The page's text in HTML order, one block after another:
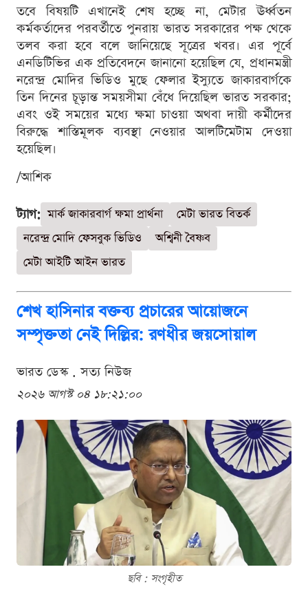
তবে বিষয়টি এখানেই শেষ হচ্ছে না, মেটার ঊর্ধ্বতন
কর্মকর্তাদের পরবর্তীতে পুনরায় ভারত সরকারের পক্ষ থেকে
তলব করা হবে বলে জানিয়েছে সূত্রের খবর। এর পূর্বে
এনডিটিভির এক প্রতিবেদনে জানানো হয়েছিল যে, প্রধানমন্ত্রী
নরেন্দ্র মোদির ভিডিও মুছে ফেলার ইস্যুতে জাকারবার্গকে
তিন দিনের চূড়ান্ত সময়সীমা বেঁধে দিয়েছিল ভারত সরকার;
এবং ওই সময়ের মধ্যে ক্ষমা চাওয়া অথবা দায়ী কর্মীদের
বিরুদ্ধে শাস্তিমূলক ব্যবস্থা নেওয়ার আলটিমেটাম দেওয়া
হয়েছিল।
/আশিক
ট্যাগ: মার্ক জাকারবার্গ ক্ষমা প্রার্থনা
মেটা ভারত বিতর্ক
নরেন্দ্র মোদি ফেসবুক ভিডিও
অশ্বিনী বৈষ্ণব
মেটা আইটি আইন ভারত
শেখ হাসিনার বক্তব্য প্রচারের আয়োজনে
সম্পৃক্ততা নেই দিল্লির: রণধীর জয়সোয়াল
ভারত ডেস্ক . সত্য নিউজ
২০২৬ আগস্ট ০৪ ১৮:২১:০০
ছবি : সংগৃহীত